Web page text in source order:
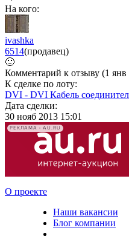
На кого:
ivashka
6514(продавец)
🙂
Комментарий к отзыву (1 янв
К сделке по лоту:
DVI - DVI Кабель
Дата сделки:
30 нояб 2013 15:01
РЕКЛАМА • AU.RU
О проекте
Наши вакансии
Блог компании